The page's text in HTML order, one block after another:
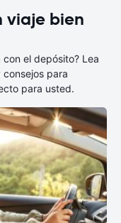
viaje bien
el depósito? Lea
para
para usted.